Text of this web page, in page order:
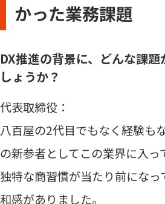
かった業務課題
DX推進の背景に、どんな課
しょうか？
代表取締役：
八百屋の2代目でもなく経験も
の新参者としてこの業界に入っ
独特な商習慣が当たり前にな
和感がありました。